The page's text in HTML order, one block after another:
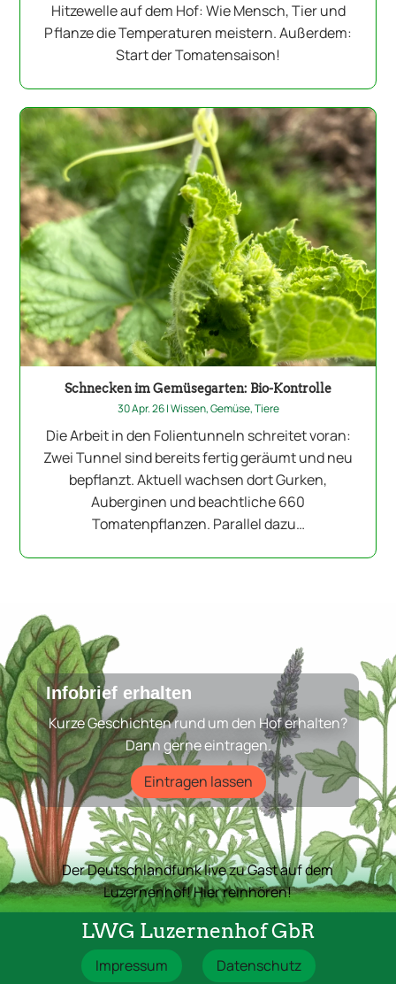
Hitzewelle auf dem Hof: Wie Mensch, Tier und
Pflanze die Temperaturen meistern. Außerdem:
Start der Tomatensaison!
Schnecken im Gemüsegarten: Bio-Kontrolle
30 Apr. 26|Wissen,Gemüse,Tiere
Die Arbeit in den Folientunneln schreitet voran:
Zwei Tunnel sind bereits fertig geräumt und neu
bepflanzt. Aktuell wachsen dort Gurken,
Auberginen und beachtliche 660
Tomatenpflanzen. Parallel dazu…
Infobrief erhalten
Kurze Geschichten rund um den Hof erhalten?
Dann gerne eintragen.
Eintragen lassen
Der Deutschlandfunk live zu Gast auf dem
Luzernenhof! Hier reinhören!
LWG Luzernenhof GbR
Impressum
Datenschutz